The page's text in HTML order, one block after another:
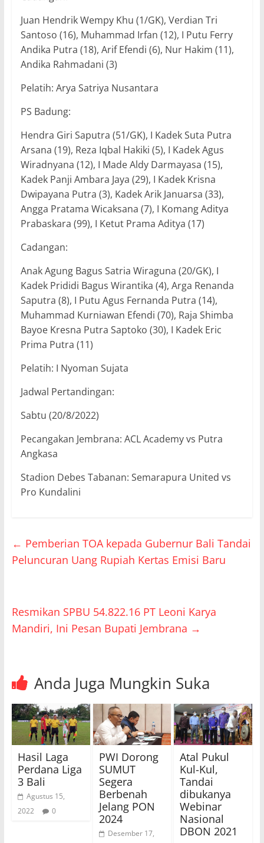
Juan Hendrik Wempy Khu (1/GK), Verdian Tri
Santoso (16), Muhammad Irfan (12), I Putu Ferry
Andika Putra (18), Arif Efendi (6), Nur Hakim (11),
Andika Rahmadani (3)
Pelatih: Arya Satriya Nusantara
PS Badung:
Hendra Giri Saputra (51/GK), I Kadek Suta Putra
Arsana (19), Reza Iqbal Hakiki (5), I Kadek Agus
Wiradnyana (12), I Made Aldy Darmayasa (15),
Kadek Panji Ambara Jaya (29), I Kadek Krisna
Dwipayana Putra (3), Kadek Arik Januarsa (33),
Angga Pratama Wicaksana (7), I Komang Aditya
Prabaskara (99), I Ketut Prama Aditya (17)
Cadangan:
Anak Agung Bagus Satria Wiraguna (20/GK), I
Kadek Prididi Bagus Wirantika (4), Arga Renanda
Saputra (8), I Putu Agus Fernanda Putra (14),
Muhammad Kurniawan Efendi (70), Raja Shimba
Bayoe Kresna Putra Saptoko (30), I Kadek Eric
Prima Putra (11)
Pelatih: I Nyoman Sujata
Jadwal Pertandingan:
Sabtu (20/8/2022)
Pecangakan Jembrana: ACL Academy vs Putra
Angkasa
Stadion Debes Tabanan: Semarapura United vs
Pro Kundalini
← Pemberian TOA kepada Gubernur Bali Tandai
Peluncuran Uang Rupiah Kertas Emisi Baru
Resmikan SPBU 54.822.16 PT Leoni Karya
Mandiri, Ini Pesan Bupati Jembrana →
Anda Juga Mungkin Suka
Hasil Laga
Perdana Liga
3 Bali
Agustus 15,
2022
0
PWI Dorong
SUMUT
Segera
Berbenah
Jelang PON
2024
Desember 17,
Atal Pukul
Kul-Kul,
Tandai
dibukanya
Webinar
Nasional
DBON 2021